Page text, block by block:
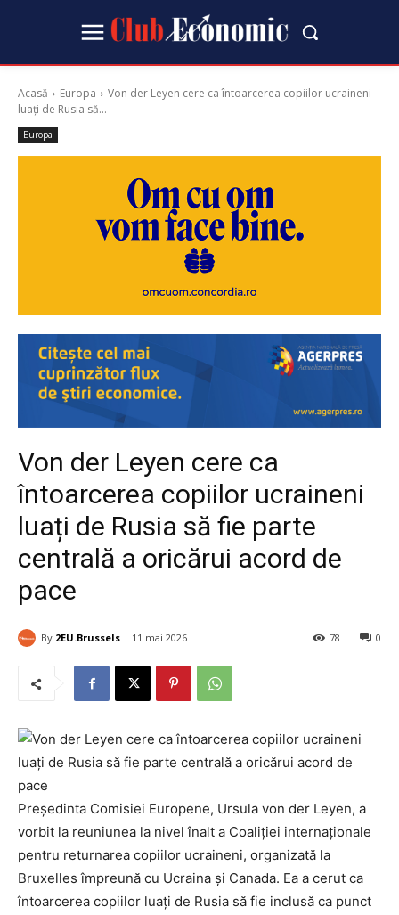
Acasă Europa
Von der Leyen cere ca întoarcerea copiilor ucraineni
luați de Rusia să...
Europa
Von der Leyen cere ca
întoarcerea copiilor ucraineni
luați de Rusia să fie parte
centrală a oricărui acord de
pace
By 2EU.Brussels 11 mai 2026 0
78
Președinta Comisiei Europene, Ursula von der Leyen, a
vorbit la reuniunea la nivel înalt a Coaliției internaționale
pentru returnarea copiilor ucraineni, organizată la
Bruxelles împreună cu Ucraina și Canada. Ea a cerut ca
întoarcerea copiilor luați de Rusia să fie inclusă ca punct